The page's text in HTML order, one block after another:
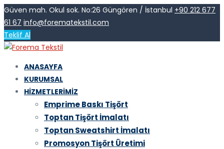
Güven mah. Okul sok. No:26 Güngören / İstanbul +90 212 677
61 67 info@forematekstil.com
Teklif Al
ANASAYFA
KURUMSAL
HIZMETLERIMIZ
Emprime Baskı Tişört
Toptan Tişört İmalatı
Toptan Sweatshirt İmalatı
Promosyon Tişört Üretimi